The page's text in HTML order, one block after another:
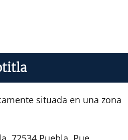
situada en una zona